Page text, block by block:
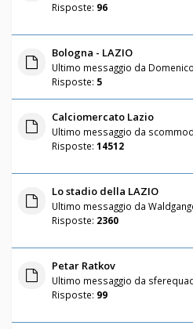
Risposte: 96
Bologna - LAZIO
Ultimo messaggio da
Risposte: 5
Calciomercato Lazio
Ultimo messaggio da
Risposte: 14512
Lo stadio della LAZIO
Ultimo messaggio da
Risposte: 2360
Petar Ratkov
Ultimo messaggio da
Risposte: 99